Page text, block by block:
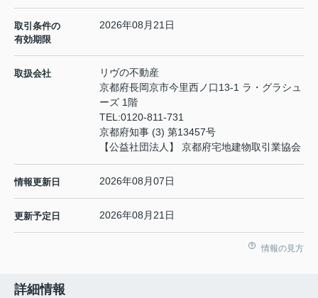
取引条件の
有効期限
2026年08月21日
取扱会社
リヴの不動産
京都府長岡京市今里西ノ口13-1 ラ・グラシュ
ーズ 1階
TEL:0120-811-731
京都府知事 (3) 第13457号
【公益社団法人】 京都府宅地建物取引業協会
情報更新日 2026年08月07日
更新予定日 2026年08月21日
情報の見方
詳細情報